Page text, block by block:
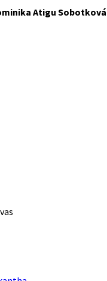
Atigu Sobotková